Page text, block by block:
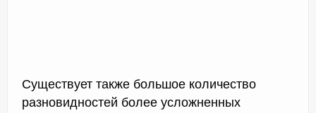
Существует также большое количество
разновидностей более усложненных